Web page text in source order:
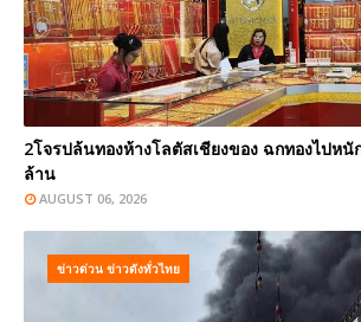
2โจรปล้นทองห้างโลตัสเชียงของ ฉกทองไปหนั
ล้าน
AUGUST 06, 2026
ข่าวด่วน ข่าวดังทั่วไทย